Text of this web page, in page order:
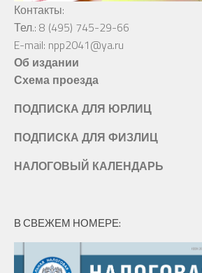
Контакты:
Тел.: 8 (495) 745-29-66
E-mail: npp2041@ya.ru
Об издании
Схема проезда
ПОДПИСКА ДЛЯ ЮРЛИЦ
ПОДПИСКА ДЛЯ ФИЗЛИЦ
НАЛОГОВЫЙ КАЛЕНДАРЬ
В СВЕЖЕМ НОМЕРЕ: